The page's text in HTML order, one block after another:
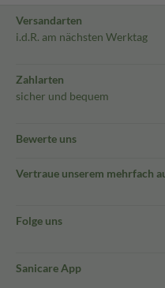
Versandarten
i.d.R. am nächsten Werktag
Zahlarten
sicher und bequem
Bewerte uns
Vertraue unserem mehrfach
Folge uns
Sanicare App